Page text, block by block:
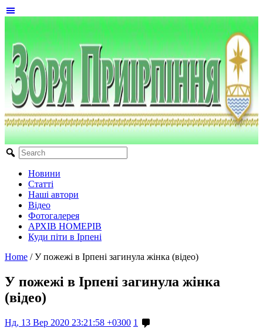
Новини
Статті
Наші автори
Відео
Фотогалерея
АРХІВ НОМЕРІВ
Куди піти в Ірпені
Home / У пожежі в Ірпені загинула жінка (відео)
У пожежі в Ірпені загинула жінка
(відео)
Нд, 13 Вер 2020 23:21:58 +0300 1